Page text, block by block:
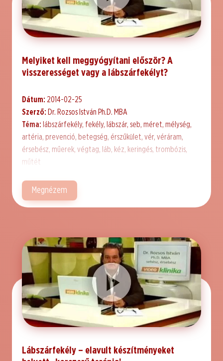
Melyiket kell meggyógyítani először? A
visszerességet vagy a lábszárfekélyt?
Dátum: 2014-02-25
Szerző: Dr. Rozsos István Ph.D. MBA
Téma: lábszárfekély, fekély, lábszár, seb, méret, mélység,
artéria, prevenció, betegség, érszűkület, vér, véráram,
érsebész, műerek, végtag, láb, kéz, keringés, trombózis,
műtét
Megnézem
Lábszárfekély – elavult készítményeket